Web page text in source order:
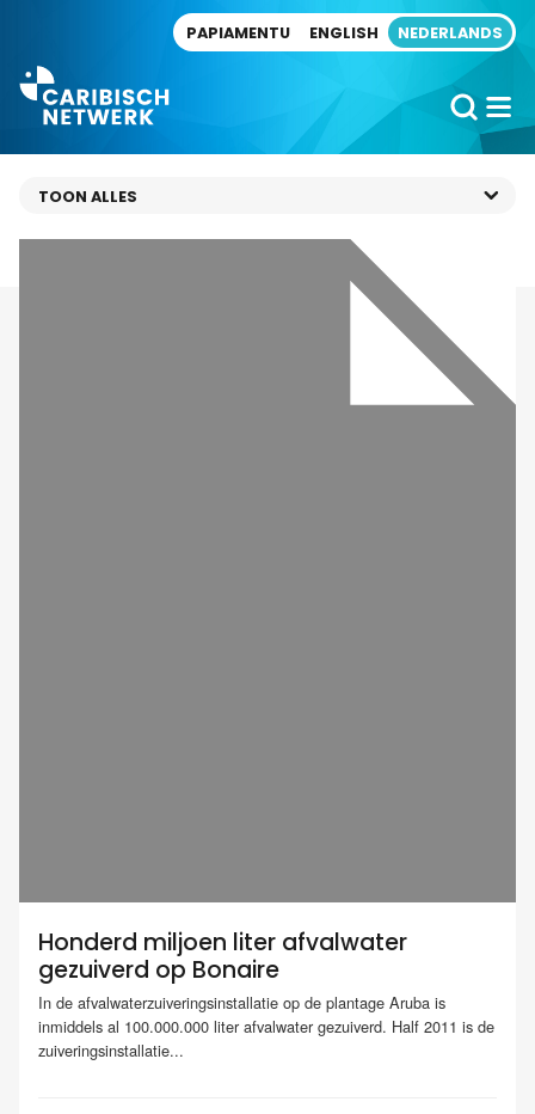
PAPIAMENTU ENGLISH NEDERLANDS
Honderd miljoen liter afvalwater
gezuiverd op Bonaire
In de afvalwaterzuiveringsinstallatie op de plantage Aruba is
inmiddels al 100.000.000 liter afvalwater gezuiverd. Half 2011 is de
zuiveringsinstallatie...